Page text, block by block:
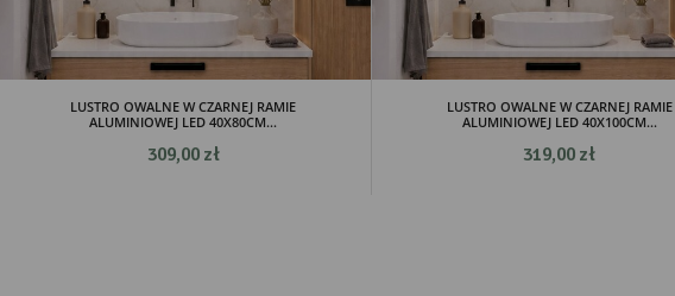
LUSTRO OWALNE W CZARNEJ RAMIE
ALUMINIOWEJ LED 40X80CM...
309,00 zł
LUSTRO OWALNE W CZARNEJ RAMIE
ALUMINIOWEJ LED 40X100CM...
319,00 zł